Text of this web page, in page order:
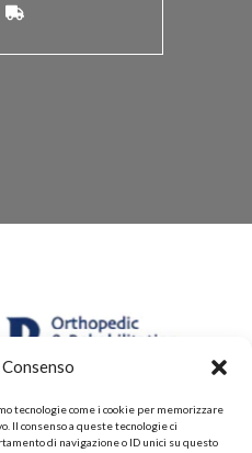
tecnologie come i cookie per memorizzare
Il consenso a queste tecnologie ci
di navigazione o ID unici su questo